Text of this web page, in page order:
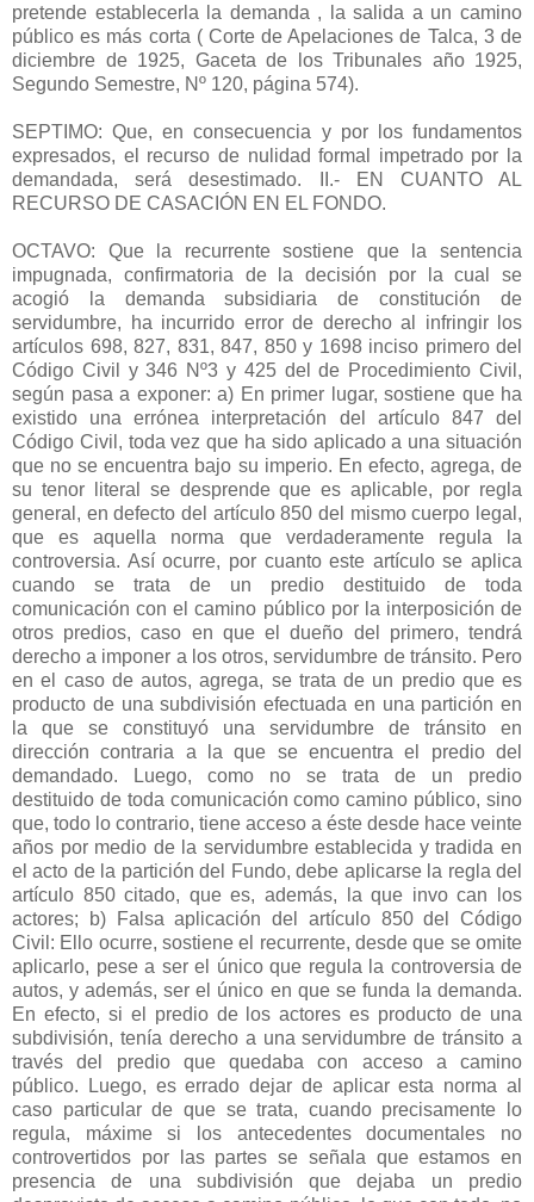
pretende establecerla la demanda , la salida a un camino
público es más corta ( Corte de Apelaciones de Talca, 3 de
diciembre de 1925, Gaceta de los Tribunales año 1925,
Segundo Semestre, Nº 120, página 574).
SEPTIMO: Que, en consecuencia y por los fundamentos
expresados, el recurso de nulidad formal impetrado por la
demandada, será desestimado. II.- EN CUANTO AL
RECURSO DE CASACIÓN EN EL FONDO.
OCTAVO: Que la recurrente sostiene que la sentencia
impugnada, confirmatoria de la decisión por la cual se
acogió la demanda subsidiaria de constitución de
servidumbre, ha incurrido error de derecho al infringir los
artículos 698, 827, 831, 847, 850 y 1698 inciso primero del
Código Civil y 346 Nº3 y 425 del de Procedimiento Civil,
según pasa a exponer: a) En primer lugar, sostiene que ha
existido una errónea interpretación del artículo 847 del
Código Civil, toda vez que ha sido aplicado a una situación
que no se encuentra bajo su imperio. En efecto, agrega, de
su tenor literal se desprende que es aplicable, por regla
general, en defecto del artículo 850 del mismo cuerpo legal,
que es aquella norma que verdaderamente regula la
controversia. Así ocurre, por cuanto este artículo se aplica
cuando se trata de un predio destituido de toda
comunicación con el camino público por la interposición de
otros predios, caso en que el dueño del primero, tendrá
derecho a imponer a los otros, servidumbre de tránsito. Pero
en el caso de autos, agrega, se trata de un predio que es
producto de una subdivisión efectuada en una partición en
la que se constituyó una servidumbre de tránsito en
dirección contraria a la que se encuentra el predio del
demandado. Luego, como no se trata de un predio
destituido de toda comunicación como camino público, sino
que, todo lo contrario, tiene acceso a éste desde hace veinte
años por medio de la servidumbre establecida y tradida en
el acto de la partición del Fundo, debe aplicarse la regla del
artículo 850 citado, que es, además, la que invo can los
actores; b) Falsa aplicación del artículo 850 del Código
Civil: Ello ocurre, sostiene el recurrente, desde que se omite
aplicarlo, pese a ser el único que regula la controversia de
autos, y además, ser el único en que se funda la demanda.
En efecto, si el predio de los actores es producto de una
subdivisión, tenía derecho a una servidumbre de tránsito a
través del predio que quedaba con acceso a camino
público. Luego, es errado dejar de aplicar esta norma al
caso particular de que se trata, cuando precisamente lo
regula, máxime si los antecedentes documentales no
controvertidos por las partes se señala que estamos en
presencia de una subdivisión que dejaba un predio